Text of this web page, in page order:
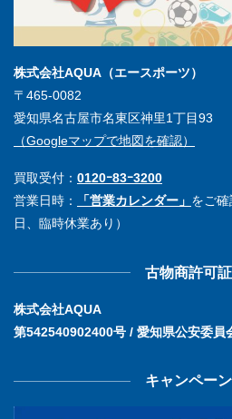
株式会社AQUA（エースポーツ）
〒465-0082
愛知県名古屋市名東区神里1丁目93
（Googleマップで地図を確認）
買取受付： 0120ｰ83ｰ3200
営業日時：
「営業カレンダー」 をご
日、臨時休業あり）
古物商許可
株式会社AQUA
第542540902400号 / 愛知県公安委員
キャンペー